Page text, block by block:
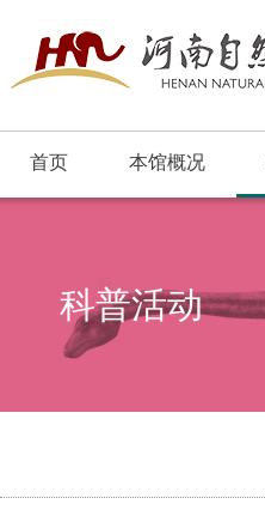
首页 本馆概况
科普活动